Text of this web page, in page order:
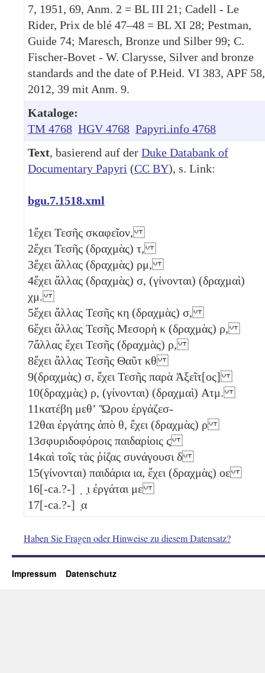
7, 1951, 69, Anm. 2 = BL III 21; Cadell - Le
Rider, Prix de blé 47–48 = BL XI 28; Pestman,
Guide 74; Maresch, Bronze und Silber 99; C.
Fischer-Bovet - W. Clarysse, Silver and bronze
standards and the date of P.Heid. VI 383, APF 58,
2012, 39 mit Anm. 9.
Kataloge:
TM 4768 HGV 4768 Papyri.info 4768
Text, basierend auf der Duke Databank of
Documentary Papyri (CC BY), s. Link:
bgu.7.1518.xml
1ἔχει Τεσῆς σκαφεῖον,
2ἔχει Τεσῆς (δραχμὰς) τ,
3ἔχει ἄλλας (δραχμὰς) ρμ,
4ἔχει ἄλλας (δραχμὰς) σ, (γίνονται) (δραχμαὶ)
χμ.
5ἔχει ἄλλας Τεσῆς κη (δραχμὰς) σ,
6ἔχει ἄλλας Τεσῆς Μεσορὴ κ (δραχμὰς) ρ,
7ἄλλας ἔχει Τεσῆς (δραχμὰς) ρ,
8ἔχει ἄλλας Τεσῆς Θαῦτ κθ
9(δραχμὰς) σ, ἔχει Τεσῆς παρὰ Ἀξεῖτ[ος]
10(δραχμὰς) ρ, (γίνονται) (δραχμαὶ) Ατμ.
11κατέβη μεθʼ Ὥρου ἐργάζεσ-
12θαι ἐργάτης ἀπὸ θ, ἔχει (δραχμὰς) ρ
13σφυριδοφόροις παιδαρίοις ϛ
14καὶ τοῖς τὰς ῥίζας συνάγουσι δ
15(γίνονται) παιδάρια ια, ἔχει (δραχμὰς) οε
16[-ca.?-] ̣ ̣ι ἐργάται με
17[-ca.?-] ̣α
Haben Sie Fragen oder Hinweise zu diesem Datensatz?
Impressum Datenschutz